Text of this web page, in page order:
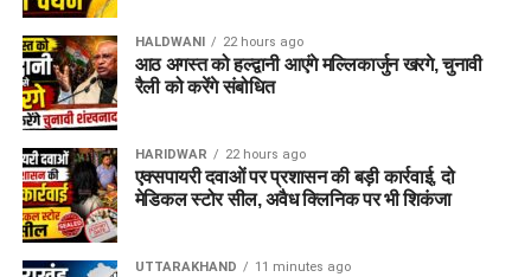
HALDWANI 22 hours ago
आठ अगस्त को हल्द्वानी आएंगे मल्लिकार्जुन खरगे, चुनावी
रैली को करेंगे संबोधित
HARIDWAR 22 hours ago
एक्सपायरी दवाओं पर प्रशासन की बड़ी कार्रवाई, दो
मेडिकल स्टोर सील, अवैध क्लिनिक पर भी शिकंजा
UTTARAKHAND 11 minutes ago